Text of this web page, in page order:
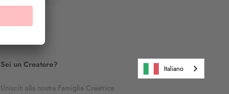
Sei un Creatore?
Unisciti alla nostra Famiglia Creatrice
Italiano